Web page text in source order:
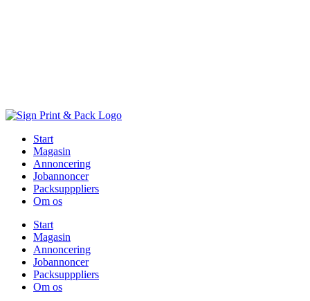
Start
Magasin
Annoncering
Jobannoncer
Packsupppliers
Om os
Start
Magasin
Annoncering
Jobannoncer
Packsupppliers
Om os